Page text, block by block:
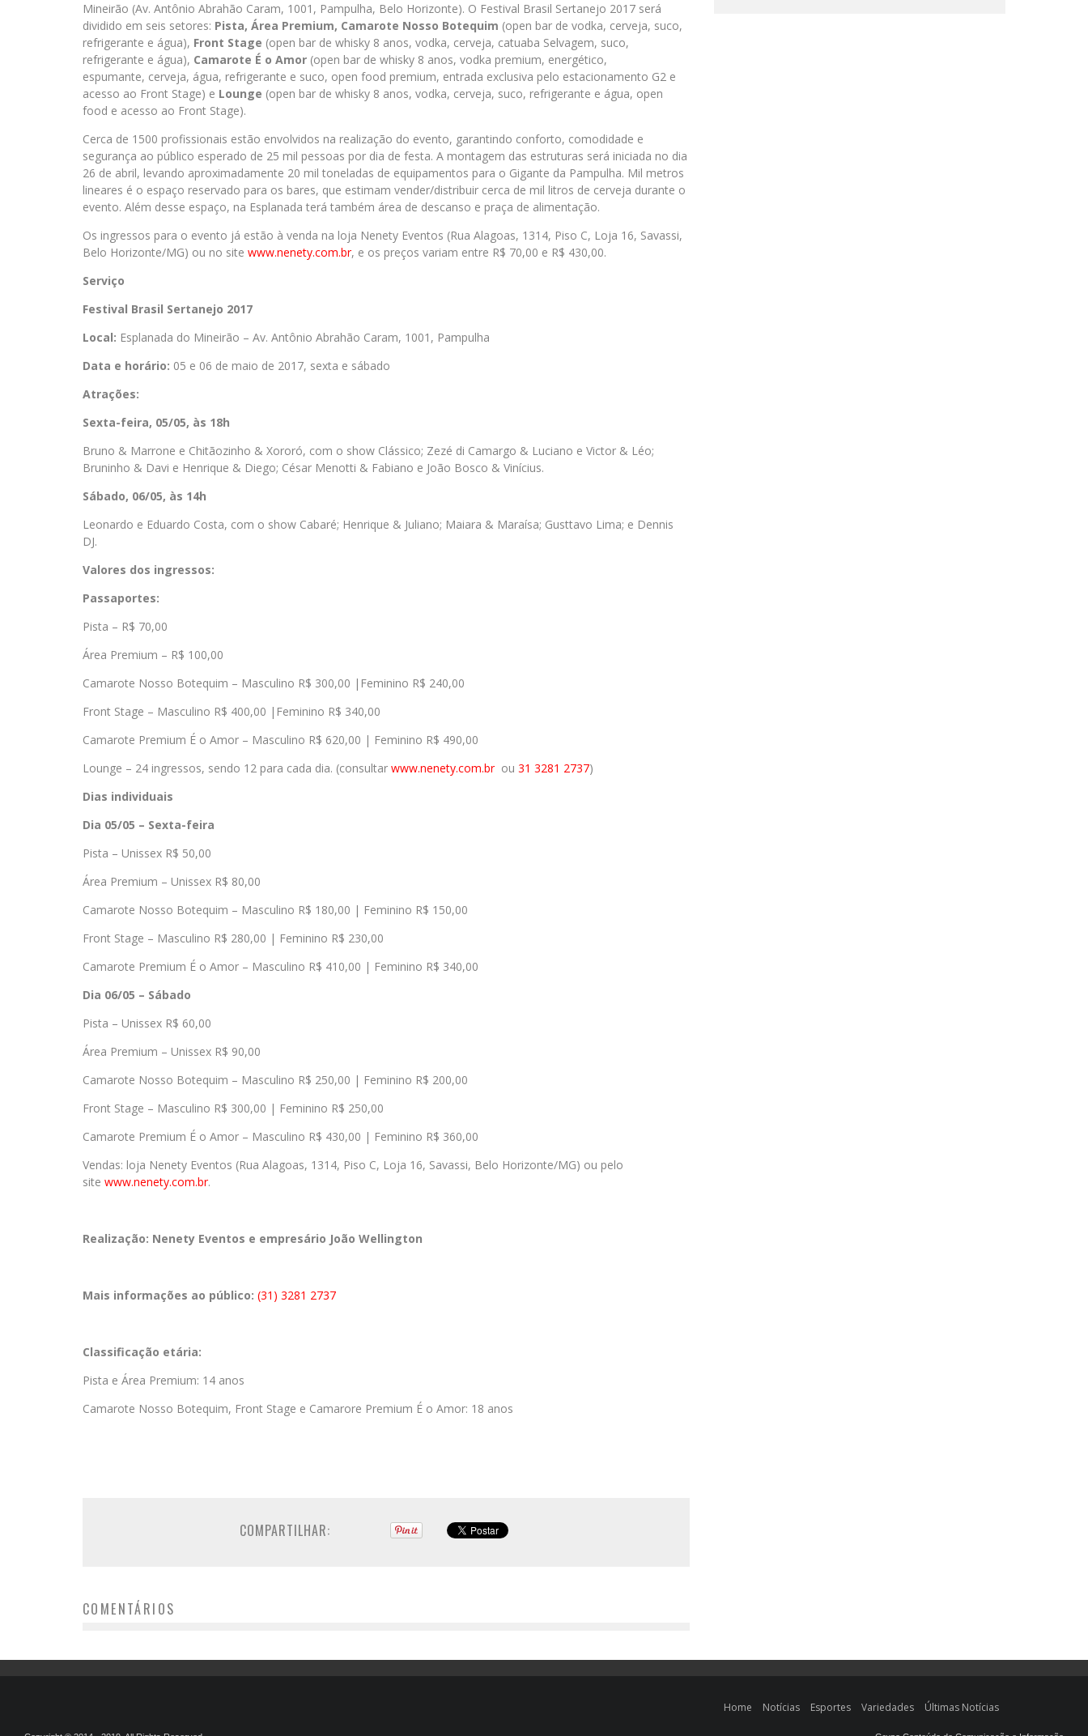
Mineirão (Av. Antônio Abrahão Caram, 1001, Pampulha, Belo Horizonte). O Festival Brasil Sertanejo 2017 será
dividido em seis setores: Pista, Área Premium, Camarote Nosso Botequim (open bar de vodka, cerveja, suco,
refrigerante e água), Front Stage (open bar de whisky 8 anos, vodka, cerveja, catuaba Selvagem, suco,
refrigerante e água), Camarote É o Amor (open bar de whisky 8 anos, vodka premium, energético,
espumante, cerveja, água, refrigerante e suco, open food premium, entrada exclusiva pelo estacionamento G2 e
acesso ao Front Stage) e Lounge (open bar de whisky 8 anos, vodka, cerveja, suco, refrigerante e água, open
food e acesso ao Front Stage).
Cerca de 1500 profissionais estão envolvidos na realização do evento, garantindo conforto, comodidade e
segurança ao público esperado de 25 mil pessoas por dia de festa. A montagem das estruturas será iniciada no dia
26 de abril, levando aproximadamente 20 mil toneladas de equipamentos para o Gigante da Pampulha. Mil metros
lineares é o espaço reservado para os bares, que estimam vender/distribuir cerca de mil litros de cerveja durante o
evento. Além desse espaço, na Esplanada terá também área de descanso e praça de alimentação.
Os ingressos para o evento já estão à venda na loja Nenety Eventos (Rua Alagoas, 1314, Piso C, Loja 16, Savassi,
Belo Horizonte/MG) ou no site www.nenety.com.br, e os preços variam entre R$ 70,00 e R$ 430,00.
Serviço
Festival Brasil Sertanejo 2017
Local: Esplanada do Mineirão – Av. Antônio Abrahão Caram, 1001, Pampulha
Data e horário: 05 e 06 de maio de 2017, sexta e sábado
Atrações:
Sexta-feira, 05/05, às 18h
Bruno & Marrone e Chitãozinho & Xororó, com o show Clássico; Zezé di Camargo & Luciano e Victor & Léo;
Bruninho & Davi e Henrique & Diego; César Menotti & Fabiano e João Bosco & Vinícius.
Sábado, 06/05, às 14h
Leonardo e Eduardo Costa, com o show Cabaré; Henrique & Juliano; Maiara & Maraísa; Gusttavo Lima; e Dennis
DJ.
Valores dos ingressos:
Passaportes:
Pista – R$ 70,00
Área Premium – R$ 100,00
Camarote Nosso Botequim – Masculino R$ 300,00 |Feminino R$ 240,00
Front Stage – Masculino R$ 400,00 |Feminino R$ 340,00
Camarote Premium É o Amor – Masculino R$ 620,00 | Feminino R$ 490,00
Lounge – 24 ingressos, sendo 12 para cada dia. (consultar www.nenety.com.brou 31 3281 2737)
Dias individuais
Dia 05/05 – Sexta-feira
Pista – Unissex R$ 50,00
Área Premium – Unissex R$ 80,00
Camarote Nosso Botequim – Masculino R$ 180,00 | Feminino R$ 150,00
Front Stage – Masculino R$ 280,00 | Feminino R$ 230,00
Camarote Premium É o Amor – Masculino R$ 410,00 | Feminino R$ 340,00
Dia 06/05 – Sábado
Pista – Unissex R$ 60,00
Área Premium – Unissex R$ 90,00
Camarote Nosso Botequim – Masculino R$ 250,00 | Feminino R$ 200,00
Front Stage – Masculino R$ 300,00 | Feminino R$ 250,00
Camarote Premium É o Amor – Masculino R$ 430,00 | Feminino R$ 360,00
Vendas: loja Nenety Eventos (Rua Alagoas, 1314, Piso C, Loja 16, Savassi, Belo Horizonte/MG) ou pelo
site www.nenety.com.br.
Realização: Nenety Eventos e empresário João Wellington
Mais informações ao público: (31) 3281 2737
Classificação etária:
Pista e Área Premium: 14 anos
Camarote Nosso Botequim, Front Stage e Camarore Premium É o Amor: 18 anos
COMPARTILHAR:
COMENTÁRIOS
Home Notícias Esportes Variedades Últimas Notícias